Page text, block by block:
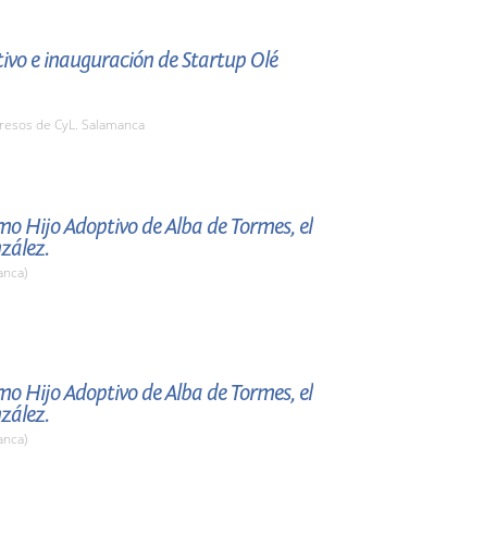
e inauguración de Startup Olé
de CyL. Salamanca
Hijo Adoptivo de Alba de Tormes, el
Hijo Adoptivo de Alba de Tormes, el